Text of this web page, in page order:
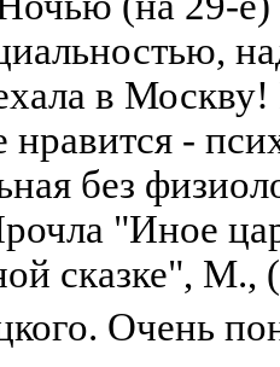
в
нравится -
без
"Иное
сказке", М.,
Очень